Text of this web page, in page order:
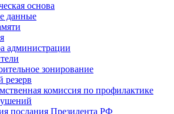
основа
данные
администрации
зонирование
резерв
комиссия по профилактике
послания Президента РФ